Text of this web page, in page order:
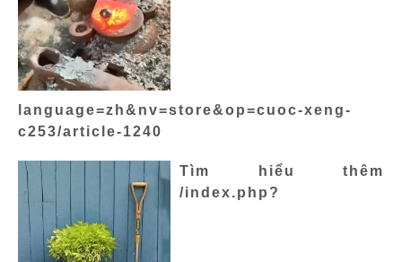
language=zh&nv=store&op=cuoc-xeng-
c253/article-1240
Tìm hiểu thêm
/index.php?